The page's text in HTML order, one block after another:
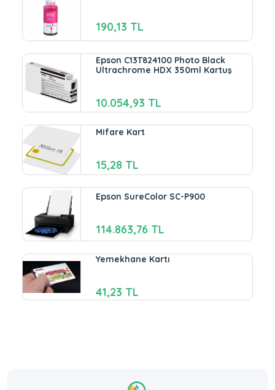
190,13 TL
Epson C13T824100 Photo Black
Ultrachrome HDX 350ml Kartuş
10.054,93 TL
Mifare Kart
15,28 TL
Epson SureColor SC-P900
114.863,76 TL
Yemekhane Kartı
41,23 TL